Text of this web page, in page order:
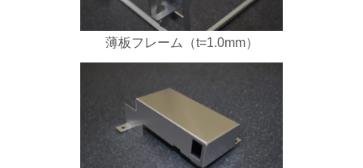
薄板フレーム（t=1.0mm）